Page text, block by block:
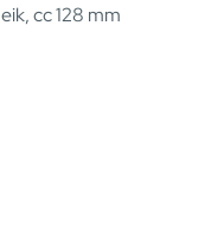
cc 128 mm